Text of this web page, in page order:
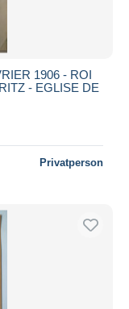
1906 - ROI
- EGLISE DE
Privatperson